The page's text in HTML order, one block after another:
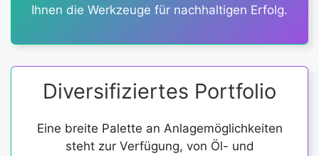
Ihnen die Werkzeuge für nachhaltigen Erfolg.
Diversifiziertes Portfolio
Eine breite Palette an Anlagemöglichkeiten
steht zur Verfügung, von Öl- und